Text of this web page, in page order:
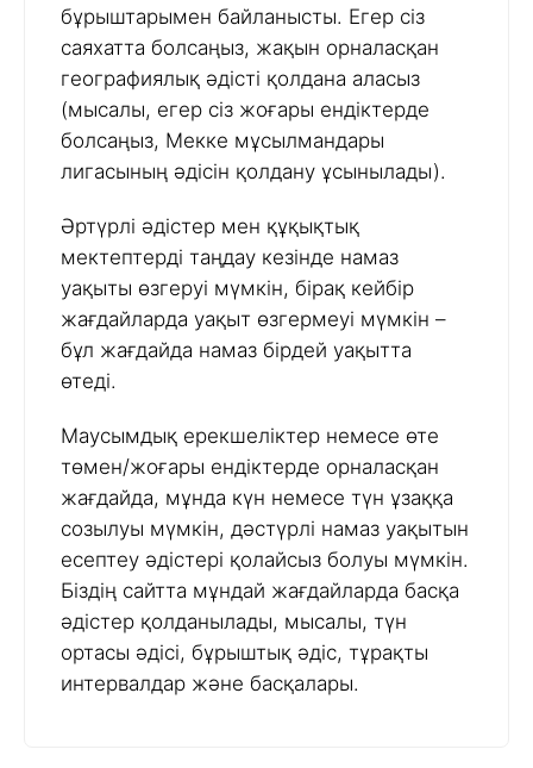
бұрыштарымен байланысты. Егер сіз
саяхатта болсаңыз, жақын орналасқан
географиялық әдісті қолдана аласыз
(мысалы, егер сіз жоғары ендіктерде
болсаңыз, Мекке мұсылмандары
лигасының әдісін қолдану ұсынылады).
Әртүрлі әдістер мен құқықтық
мектептерді таңдау кезінде намаз
уақыты өзгеруі мүмкін, бірақ кейбір
жағдайларда уақыт өзгермеуі мүмкін –
бұл жағдайда намаз бірдей уақытта
өтеді.
Маусымдық ерекшеліктер немесе өте
төмен/жоғары ендіктерде орналасқан
жағдайда, мұнда күн немесе түн ұзаққа
созылуы мүмкін, дәстүрлі намаз уақытын
есептеу әдістері қолайсыз болуы мүмкін.
Біздің сайтта мұндай жағдайларда басқа
әдістер қолданылады, мысалы, түн
ортасы әдісі, бұрыштық әдіс, тұрақты
интервалдар және басқалары.